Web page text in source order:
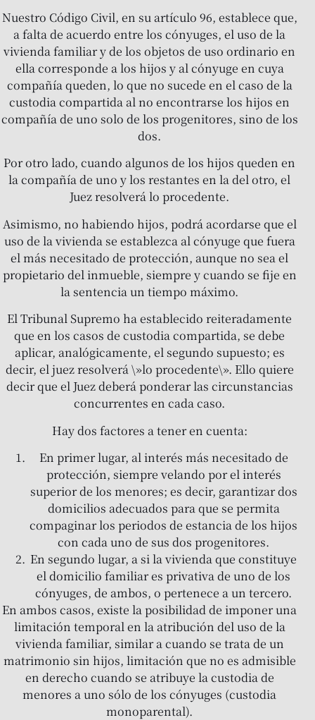
Nuestro Código Civil, en su artículo 96, establece que,
a falta de acuerdo entre los cónyuges, el uso de la
vivienda familiar y de los objetos de uso ordinario en
ella corresponde a los hijos y al cónyuge en cuya
compañía queden, lo que no sucede en el caso de la
custodia compartida al no encontrarse los hijos en
compañía de uno solo de los progenitores, sino de los
dos.
Por otro lado, cuando algunos de los hijos queden en
la compañía de uno y los restantes en la del otro, el
Juez resolverá lo procedente.
Asimismo, no habiendo hijos, podrá acordarse que el
uso de la vivienda se establezca al cónyuge que fuera
el más necesitado de protección, aunque no sea el
propietario del inmueble, siempre y cuando se fije en
la sentencia un tiempo máximo.
El Tribunal Supremo ha establecido reiteradamente
que en los casos de custodia compartida, se debe
aplicar, analógicamente, el segundo supuesto; es
decir, el juez resolverá \»lo procedente\». Ello quiere
decir que el Juez deberá ponderar las circunstancias
concurrentes en cada caso.
Hay dos factores a tener en cuenta:
En primer lugar, al interés más necesitado de
protección, siempre velando por el interés
superior de los menores; es decir, garantizar dos
domicilios adecuados para que se permita
compaginar los periodos de estancia de los hijos
con cada uno de sus dos progenitores.
En segundo lugar, a si la vivienda que constituye
el domicilio familiar es privativa de uno de los
cónyuges, de ambos, o pertenece a un tercero.
En ambos casos, existe la posibilidad de imponer una
limitación temporal en la atribución del uso de la
vivienda familiar, similar a cuando se trata de un
matrimonio sin hijos, limitación que no es admisible
en derecho cuando se atribuye la custodia de
menores a uno sólo de los cónyuges (custodia
monoparental).